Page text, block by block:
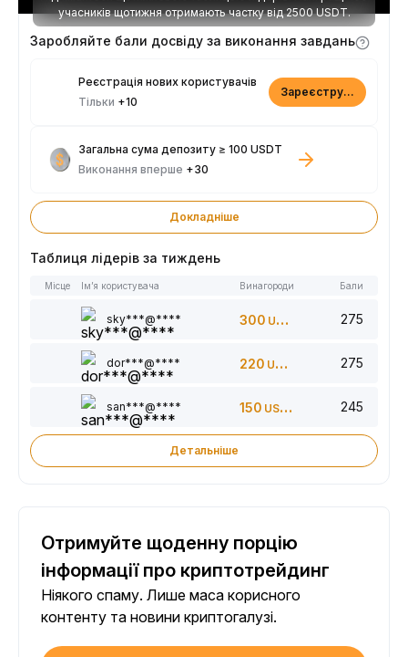
учасників щотижня отримають частку від 2500 USDT.
Заробляйте бали досвіду за виконання завдань
Реєстрація нових користувачів
Тільки +10
Зареєструватися
Загальна сума депозиту ≥ 100 USDT
Виконання вперше +30
Докладніше
Таблиця лідерів за тиждень
Місце Ім’я користувача Винагороди Бали
sky***@**** 300 USDT 275
dor***@**** 220 USDT 275
san***@**** 150 USDT 245
Детальніше
Отримуйте щоденну порцію
інформації про криптотрейдинг
Ніякого спаму. Лише маса корисного
контенту та новини криптогалузі.